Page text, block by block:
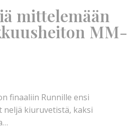
mittelemään
MM-
finaaliin Runnille ensi
neljä kiuruvetistä, kaksi